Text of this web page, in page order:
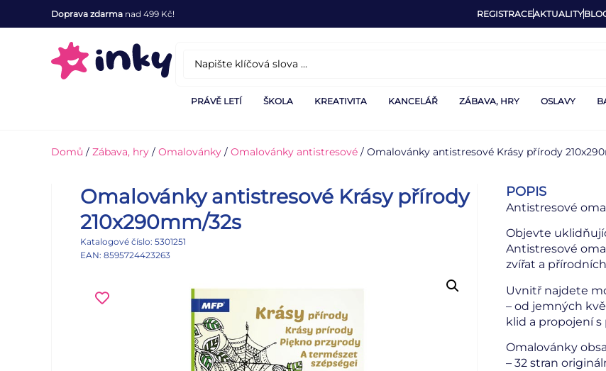
Doprava zdarma nad 499 Kč! REGISTRACEAKTUALITY
PRÁVĚ LETÍ ŠKOLA KREATIVITA KANCELÁŘ ZÁBAVA, HRY OSLAVY
Domů / Zábava, hry / Omalovánky / Omalovánky antistresové / Omalovánky antistresové Krásy přírody
Omalovánky antistresové Krásy přírody
210x290mm/32s
Katalogové číslo: 5301251
EAN: 8595724423263
POPIS
Antistresové
Objevte
Antistresové
zvířat a
Uvnitř najdete
– od jemných
klid a propojení
Omalovánky
– 32 stran